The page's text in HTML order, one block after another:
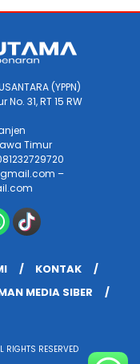
(YPPN)
31, RT 15 RW
Timur
–
KONTAK
MEDIA SIBER
RESERVED